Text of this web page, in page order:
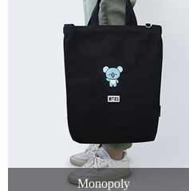
Monopoly